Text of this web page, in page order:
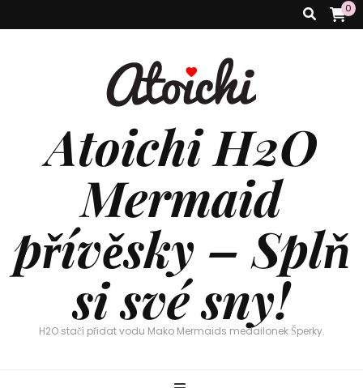
0
Atoichi H2O
Mermaid
přívěsky – Splň
si své sny!
H2O stačí přidat vodu Mako Mermaids medailonek Šperky.